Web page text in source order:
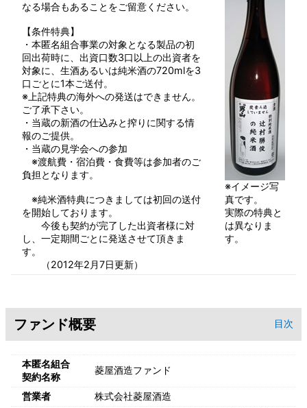
なる場合もあることをご留意ください。
【条件特典】
・本匿名組合事業の対象となる製品の初
回出荷時に、出資口数3口以上の出資者を
対象に、生酒あるいは純米酒の720mlを3
口ごとに1本ご送付。
※上記特典の海外への発送はできません。
ご了承下さい。
・当蔵の新酒の仕込みと搾りに関する情
報のご提供。
・当蔵の見学会への参加
※渡航費・宿泊費・食費等は参加者のご
負担となります。
※純米酒特典につきましては初回の送付
を開始しております。
今後も契約が完了した出資者様に対
し、一定期間ごとに発送させて頂きま
す。
（2012年2月7日更新）
※イメージ写
真です。
実際の特典と
は異なりま
す。
ファンド概要 目次
本匿名組合
契約名称
菱屋酒造ファンド
営業者 株式会社菱屋酒造